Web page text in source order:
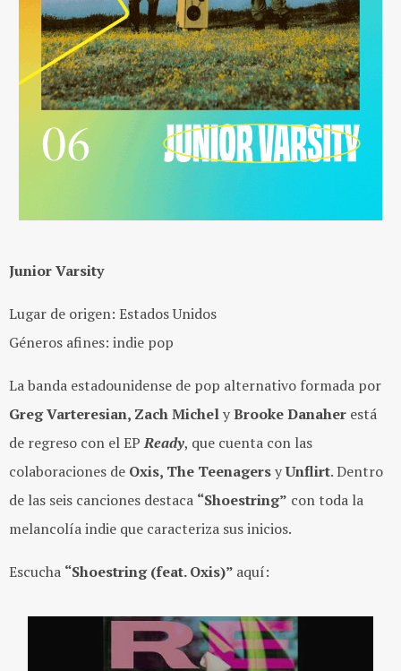
Junior Varsity
Lugar de origen: Estados Unidos
Géneros afines: indie pop
La banda estadounidense de pop alternativo formada por
Greg Varteresian, Zach MichelyBrooke Danaher está
de regreso con el EPReady, que cuenta con las
colaboraciones de Oxis, The TeenagersyUnflirt. Dentro
de las seis canciones destaca “Shoestring” con toda la
melancolía indie que caracteriza sus inicios.
Escucha “Shoestring (feat. Oxis)” aquí: